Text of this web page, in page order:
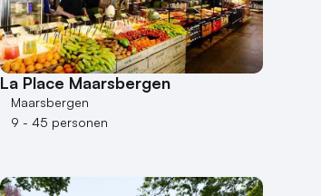
La Place Maarsbergen
Maarsbergen
9 - 45 personen